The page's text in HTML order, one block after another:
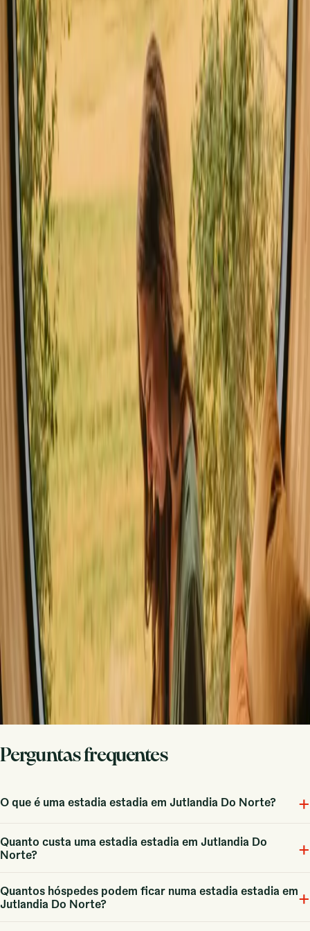
Jutlandia Do Norte
Estadia com sauna em Jutlandia Do Norte
Estadias com possibilidades de pesca em Jutlandia Do Norte
Estadias perto da floresta em Jutlandia Do Norte
Estadias perto de um lago em Jutlandia Do Norte
Estadias perto do mar em Jutlandia Do Norte
Estadias pet-friendly em Jutlandia Do Norte
É bom saber antes de reservar
estadias em Jutlandia Do Norte.
Ao planejar sua estadia, considere reservar com antecedência,
especialmente durante a alta temporada. As opções de transporte são
variadas, mas é sempre bom verificar a acessibilidade das
acomodações escolhidas. Lembre-se das regras locais de respeito à
natureza, que são fundamentais para preservar a beleza da região.
Descubra estadias em Jutlandia Do
Norte o ano todo
As estadias em Jutlândia Do Norte são mais procuradas durante a
primavera e o verão, quando as temperaturas são amenas e a
natureza está em plena floração. O outono traz um espetáculo de
cores nas folhas, enquanto o inverno, apesar do frio, oferece uma
beleza única e a oportunidade de desfrutar de atividades como
caminhadas nas paisagens nevadas.
Primavera
Primavera
Na primavera, as temperaturas começam a subir, variando de 5 a 15
graus Celsius. É o momento ideal para caminhadas e passeios ao ar
livre, quando flores e árvores começam a florescer, criando uma
atmosfera alegre e vibrante.
Partilha o teu espaço com hóspedes
curiosos
Sê anfitrião à tua maneira. Tu defines a época, as regras e a tua
história. Nós tratamos do resto.
Começar a hospedar Solicitar uma chamada
Inspiração para a tua próxima estadia na
natureza
Sê o primeiro a descobrir estadias únicas, histórias de viagem e guias
sazonais
Nome próprio E-mail
Subscrever
Ao subscreveres, concordas que te possamos enviar inspiração e
guias. Podes cancelar a subscrição a qualquer momento. Lê a nossa
política de privacidade
Perguntas frequentes
O que é uma estadia estadia em Jutlandia Do Norte? +
As estadias em Jutlândia Do Norte incluem acomodações únicas que
permitem uma imersão na natureza, com 5 opções disponíveis.
Quanto custa uma estadia estadia em Jutlandia Do
Norte?
+
Fra 819 DKK, com um preço médio de 1633 DKK, dependendo do
tipo de acomodação e da época do ano.
Quantos hóspedes podem ficar numa estadia estadia em
Jutlandia Do Norte?
+